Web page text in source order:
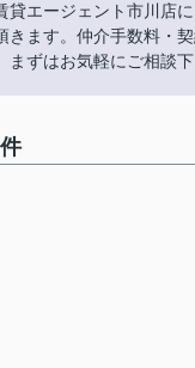
貸エージェント市川
きます。仲介手数料・
ずはお気軽にご相談下